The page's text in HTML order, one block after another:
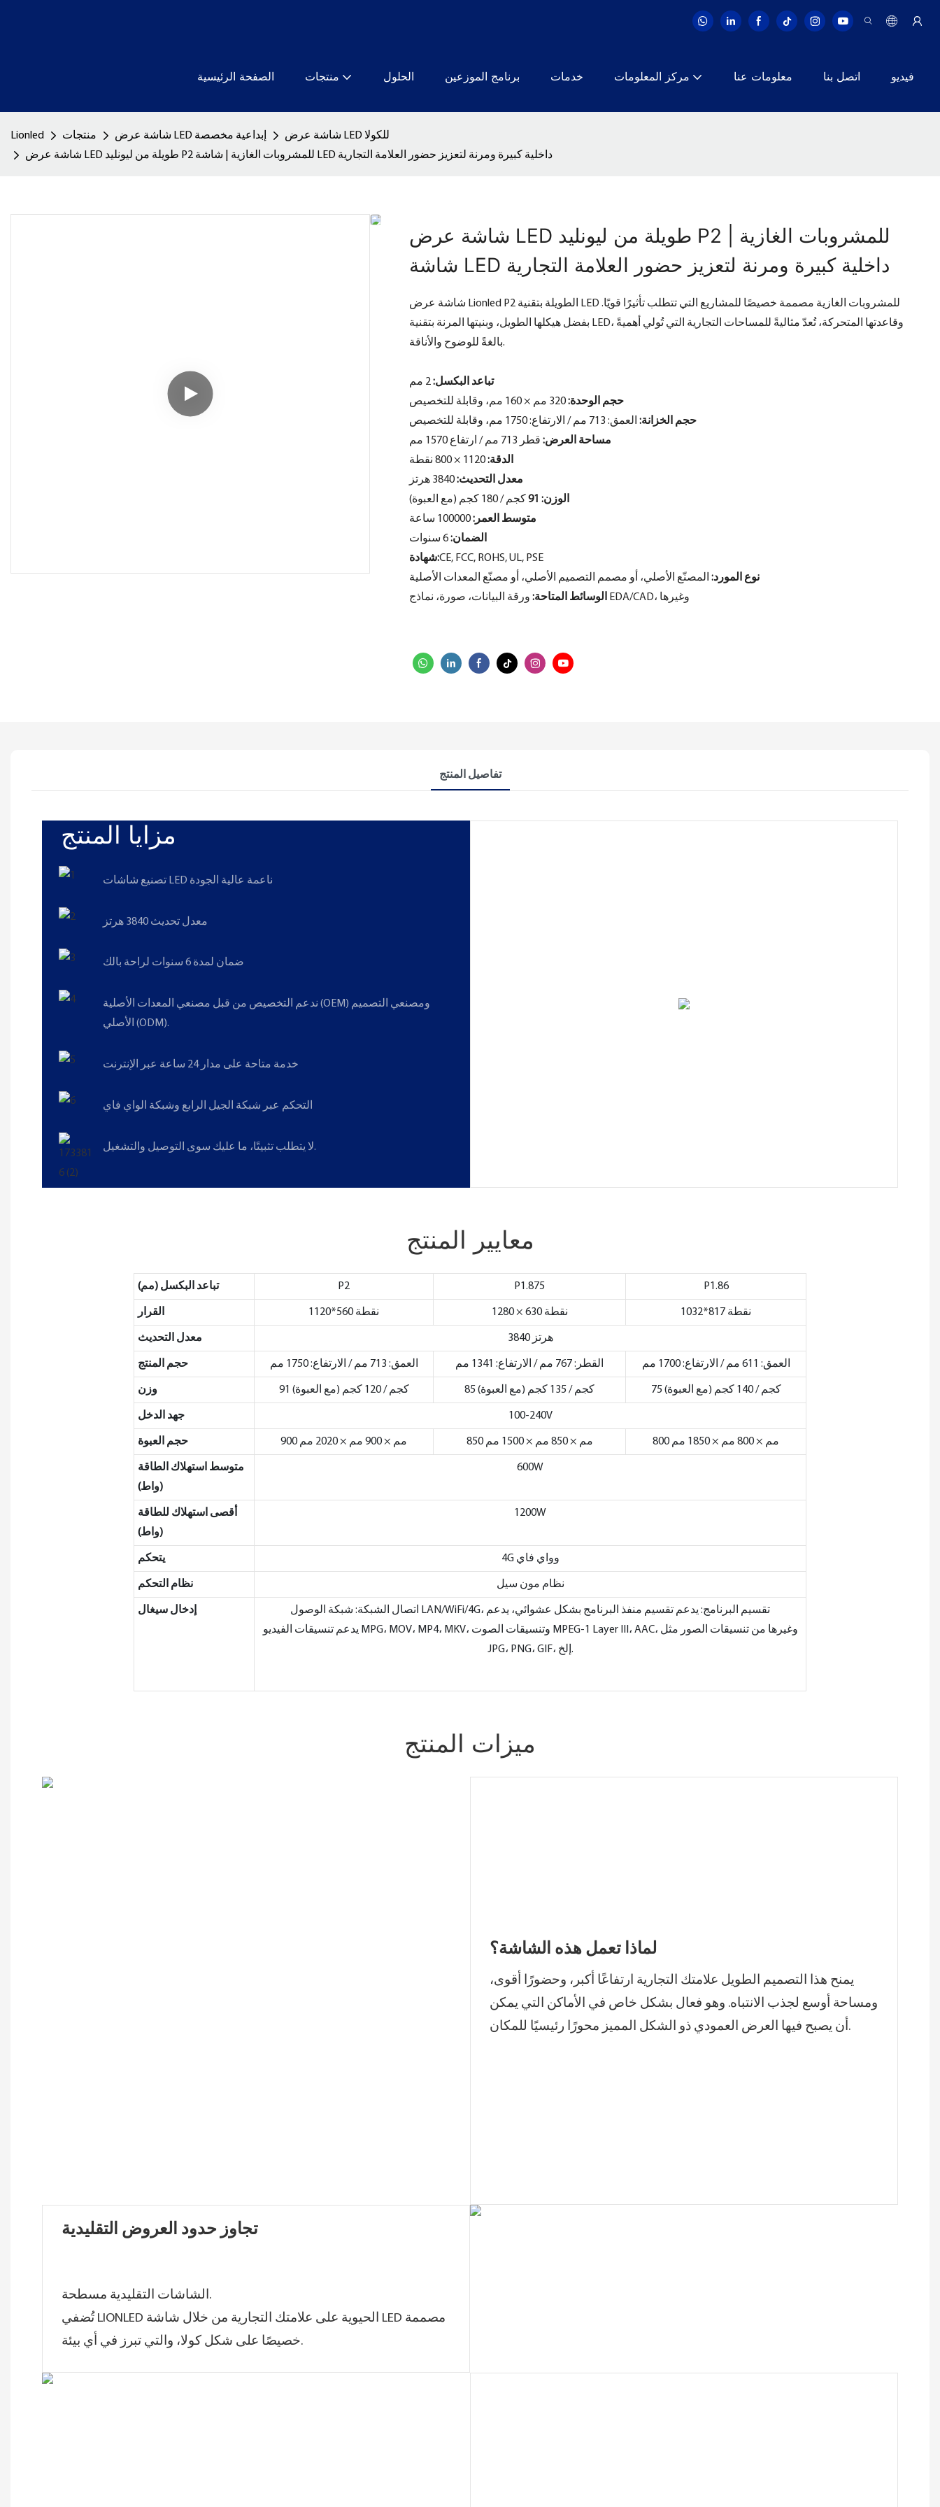
الصفحة الرئيسية منتجات الحلول برنامج الموزعين خدمات مركز المعلومات معلومات عنا اتصل بنا فيديو
Lionled منتجات شاشة عرض LED إبداعية مخصصة
شاشة عرض LED للكولا
شاشة عرض LED طويلة من ليونليد P2 للمشروبات الغازية | شاشة LED داخلية كبيرة ومرنة لتعزيز حضور العلامة التجارية
شاشة عرض LED طويلة من ليونليد P2 للمشروبات الغازية |
شاشة LED داخلية كبيرة ومرنة لتعزيز حضور العلامة التجارية
شاشة عرض Lionled P2 الطويلة بتقنية LED للمشروبات الغازية مصممة خصيصًا للمشاريع التي تتطلب تأثيرًا قويًا.
بفضل هيكلها الطويل، وبنيتها المرنة بتقنية LED، وقاعدتها المتحركة، تُعدّ مثاليةً للمساحات التجارية التي تُولي أهميةً
بالغةً للوضوح والأناقة.
تباعد البكسل:
حجم الوحدة:
حجم الخزانة: العمق: 713 مم / الارتفاع: 1750 مم، وقابلة للتخصيص
مساحة العرض: قطر 713 مم / ارتفاع 1570 مم
الدقة:
معدل التحديث:
الوزن: 91
كجم / 180 كجم (مع العبوة)
متوسط ​​العمر:
الضمان:
شهادة:CE, FCC, ROHS, UL, PSE
نوع المورد: المصنّع الأصلي، أو مصمم التصميم الأصلي، أو مصنّع المعدات الأصلية
الوسائط المتاحة:
ورقة البيانات، صورة، نماذج EDA/CAD، وغيرها
تفاصيل المنتج
مزايا المنتج
تصنيع شاشات LED ناعمة عالية الجودة
معدل تحديث 3840 هرتز
ضمان لمدة 6 سنوات لراحة بالك
ندعم التخصيص من قبل مصنعي المعدات الأصلية (OEM) ومصنعي التصميم
الأصلي (ODM).
خدمة متاحة على مدار 24 ساعة عبر الإنترنت
التحكم عبر شبكة الجيل الرابع وشبكة الواي فاي
لا يتطلب تثبيتًا، ما عليك سوى التوصيل والتشغيل.
معايير المنتج
تباعد البكسل (مم) P2 P1.875 P1.86
القرار 1120*560 نقطة 1280 × 630 نقطة 1032*817 نقطة
معدل التحديث 3840 هرتز
حجم المنتج العمق: 713 مم / الارتفاع: 1750 مم القطر: 767 مم / الارتفاع: 1341 مم العمق: 611 مم / الارتفاع: 1700 مم
وزن 91 كجم / 120 كجم (مع العبوة) 85 كجم / 135 كجم (مع العبوة) 75 كجم / 140 كجم (مع العبوة)
جهد الدخل 100-240V
حجم العبوة 900 مم × 900 مم × 2020 مم 850 مم × 850 مم × 1500 مم 800 مم × 800 مم × 1850 مم
متوسط ​​استهلاك الطاقة
(واط)
600W
أقصى استهلاك للطاقة
(واط)
1200W
يتحكم 4G وواي فاي
نظام التحكم نظام مون سيل
إدخال سيغال
اتصال الشبكة: شبكة الوصول LAN/WiFi/4G، تقسيم البرنامج: يدعم تقسيم منفذ البرنامج بشكل عشوائي، يدعم
يدعم تنسيقات الفيديو MPG، MOV، MP4، MKV، وتنسيقات الصوت MPEG-1 Layer III، AAC، وغيرها من تنسيقات الصور مثل
JPG، PNG، GIF، إلخ.
ميزات المنتج
لماذا تعمل هذه الشاشة؟
يمنح هذا التصميم الطويل علامتك التجارية ارتفاعًا أكبر، وحضورًا أقوى،
ومساحة أوسع لجذب الانتباه. وهو فعال بشكل خاص في الأماكن التي يمكن
أن يصبح فيها العرض العمودي ذو الشكل المميز محورًا رئيسيًا للمكان.
تجاوز حدود العروض التقليدية
الشاشات التقليدية مسطحة.
تُضفي LIONLED الحيوية على علامتك التجارية من خلال شاشة LED مصممة
خصيصًا على شكل كولا، والتي تبرز في أي بيئة.